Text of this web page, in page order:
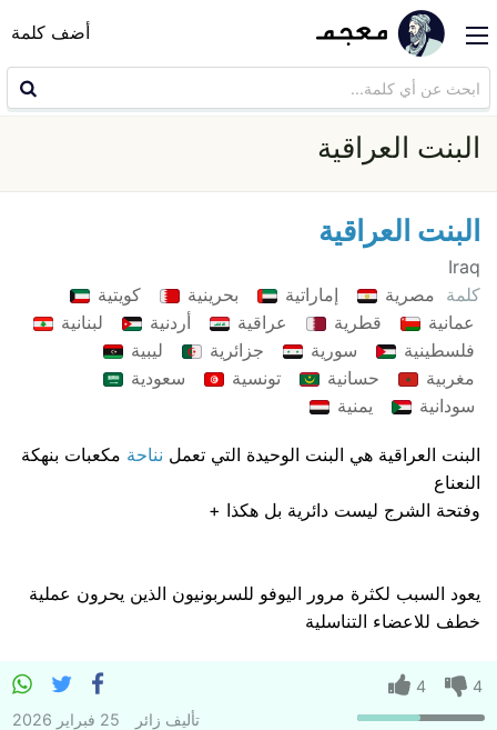
أضف كلمة
البنت العراقية
البنت العراقية
Iraq
كلمة مصرية إماراتية بحرينية
كويتية
عمانية
قطرية عراقية أردنية
لبنانية
فلسطينية
سورية جزائرية
ليبية
مغربية
حسانية تونسية
سعودية
سودانية
يمنية
البنت العراقية هي البنت الوحيدة التي تعمل نناحة مكعبات بنهكة
النعناع
وفتحة الشرج ليست دائرية بل هكذا +
يعود السبب لكثرة مرور اليوفو للسربونيون الذين يحرون عملية
خطف للاعضاء التناسلية
4
4
تأليف زائر 25 فبراير 2026